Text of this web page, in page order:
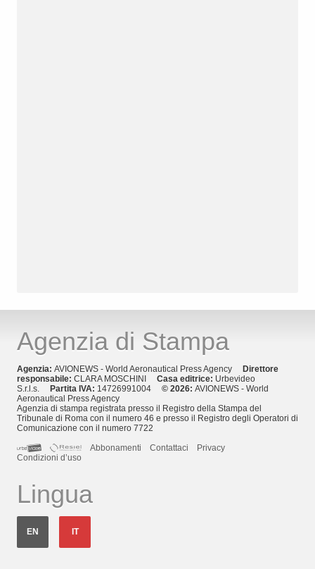
Agenzia di Stampa
Agenzia: AVIONEWS - World Aeronautical Press Agency Direttore
responsabile: CLARA MOSCHINI Casa editrice: Urbevideo
S.r.l.s. Partita IVA: 14726991004 © 2026: AVIONEWS - World
Aeronautical Press Agency
Agenzia di stampa registrata presso il Registro della Stampa del
Tribunale di Roma con il numero 46 e presso il Registro degli Operatori di
Comunicazione con il numero 7722
Abbonamenti
Contattaci
Privacy
Condizioni d’uso
Lingua
EN IT